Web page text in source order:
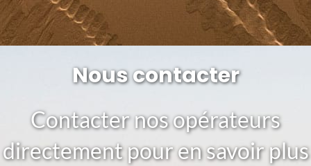
Nous contacter
Contacter nos opérateurs
directement pour en savoir plus